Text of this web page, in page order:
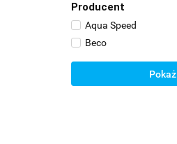
Producent
Aqua Speed
Beco
Pokaż